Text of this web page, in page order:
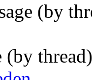
(by
(by